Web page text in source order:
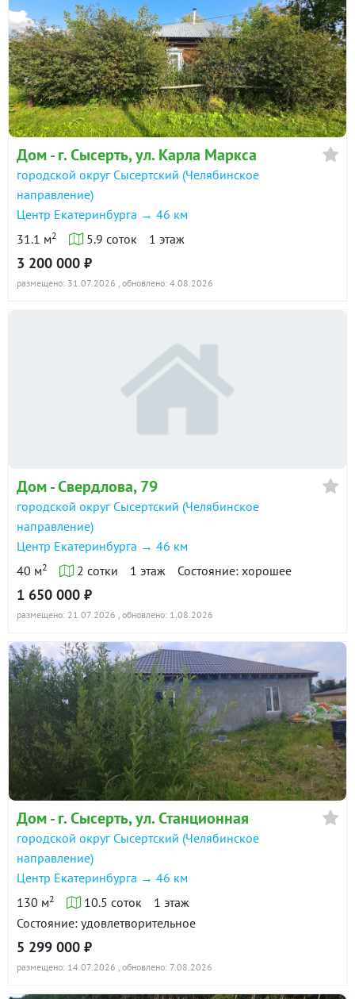
Дом - г. Сысерть, ул. Карла Маркса
городской округ Сысертский (Челябинское
направление)
Центр Екатеринбурга → 46 км
31.1 м2 5.9 соток 1 этаж
3 200 000 ₽
размещено: 31.07.2026 , обновлено: 4.08.2026
Дом - Свердлова, 79
городской округ Сысертский (Челябинское
направление)
Центр Екатеринбурга → 46 км
40 м2 2 сотки 1 этаж Состояние: хорошее
1 650 000 ₽
размещено: 21.07.2026 , обновлено: 1.08.2026
Дом - г. Сысерть, ул. Станционная
городской округ Сысертский (Челябинское
направление)
Центр Екатеринбурга → 46 км
130 м2 10.5 соток
1 этаж
Состояние: удовлетворительное
5 299 000 ₽
размещено: 14.07.2026 , обновлено: 7.08.2026